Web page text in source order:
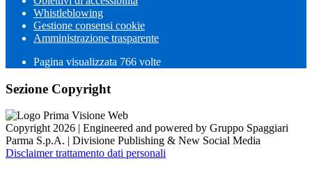
Whistleblowing
Gestione consensi cookie
Amministrazione trasparente
Pagina visualizzata 766 volte
Sezione Copyright
Copyright 2026 | Engineered and powered by Gruppo Spaggiari
Parma S.p.A. | Divisione Publishing & New Social Media
Disclaimer trattamento dati personali